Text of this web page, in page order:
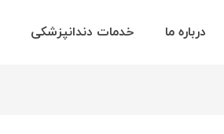
درباره ما خدمات دندانپزشکی